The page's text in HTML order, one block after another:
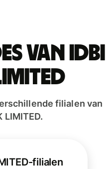
van IDBI
filialen van
LIMITED.
filialen